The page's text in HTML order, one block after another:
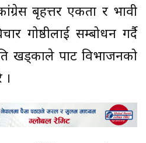
बृहत्तर एकता र भावी
गोष्ठीलाई सम्बोधन गर्दै
खड्काले पार्टी विभाजनको